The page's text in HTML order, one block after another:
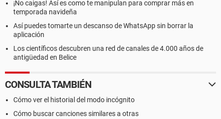
¡No caigas! Así es como te manipulan para comprar más en
temporada navideña
Así puedes tomarte un descanso de WhatsApp sin borrar la
aplicación
Los científicos descubren una red de canales de 4.000 años de
antigüedad en Belice
CONSULTA TAMBIÉN
Cómo ver el historial del modo incógnito
Cómo buscar canciones similares a otras